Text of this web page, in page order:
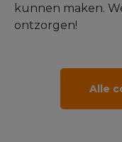
kunnen maken.
ontzorgen!
Alle